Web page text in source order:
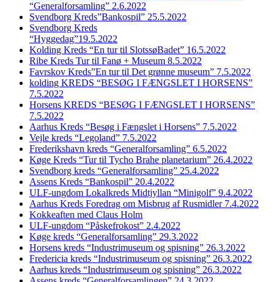
“Generalforsamling” 2.6.2022
Svendborg Kreds”Bankospil” 25.5.2022
Svendborg Kreds
“Hyggedag”19.5.2022
Kolding Kreds “En tur til SlotssøBadet” 16.5.2022
Ribe Kreds Tur til Fanø + Museum 8.5.2022
Favrskov Kreds”En tur til Det grønne museum” 7.5.2022
kolding KREDS “BESØG I FÆNGSLET I HORSENS”
7.5.2022
Horsens KREDS “BESØG I FÆNGSLET I HORSENS”
7.5.2022
Aarhus Kreds “Besøg i Fængslet i Horsens” 7.5.2022
Vejle kreds “Legoland” 7.5.2022
Frederikshavn kreds “Generalforsamling” 6.5.2022
Køge Kreds “Tur til Tycho Brahe planetarium” 26.4.2022
Svendborg kreds “Generalforsamling” 25.4.2022
Assens Kreds “Bankospil” 20.4.2022
ULF-ungdom Lokalkreds Midtjyllan “Minigolf” 9.4.2022
Aarhus Kreds Foredrag om Misbrug af Rusmidler 7.4.2022
Kokkeaften med Claus Holm
ULF-ungdom “Påskefrokost” 2.4.2022
Køge kreds “Generalforsamling” 29.3.2022
Horsens kreds “Industrimuseum og spisning” 26.3.2022
Fredericia kreds “Industrimuseum og spisning” 26.3.2022
Aarhus kreds “Industrimuseum og spisning” 26.3.2022